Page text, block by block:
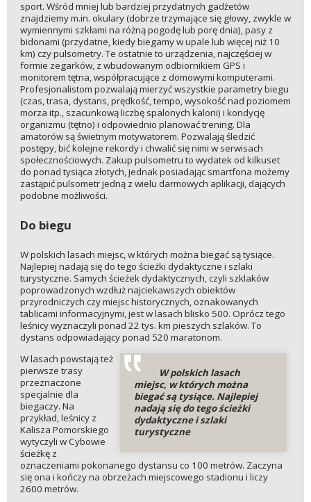
sport. Wśród mniej lub bardziej przydatnych gadżetów
znajdziemy m.in. okulary (dobrze trzymające się głowy, zwykle w
wymiennymi szkłami na różną pogodę lub porę dnia), pasy z
bidonami (przydatne, kiedy biegamy w upale lub więcej niż 10
km) czy pulsometry. Te ostatnie to urządzenia, najczęściej w
formie zegarków, z wbudowanym odbiornikiem GPS i
monitorem tętna, współpracujące z domowymi komputerami.
Profesjonalistom pozwalają mierzyć wszystkie parametry biegu
(czas, trasa, dystans, prędkość, tempo, wysokość nad poziomem
morza itp., szacunkową liczbę spalonych kalorii) i kondycję
organizmu (tętno) i odpowiednio planować trening. Dla
amatorów są świetnym motywatorem. Pozwalają śledzić
postępy, bić kolejne rekordy i chwalić się nimi w serwisach
społecznościowych. Zakup pulsometru to wydatek od kilkuset
do ponad tysiąca złotych, jednak posiadając smartfona możemy
zastąpić pulsometr jedną z wielu darmowych aplikacji, dających
podobne możliwości.
Do biegu
W polskich lasach miejsc, w których można biegać są tysiące.
Najlepiej nadają się do tego ścieżki dydaktyczne i szlaki
turystyczne. Samych ścieżek dydaktycznych, czyli szklaków
poprowadzonych wzdłuż najciekawszych obiektów
przyrodniczych czy miejsc historycznych, oznakowanych
tablicami informacyjnymi, jest w lasach blisko 500. Oprócz tego
leśnicy wyznaczyli ponad 22 tys. km pieszych szlaków. To
dystans odpowiadający ponad 520 maratonom.
W polskich lasach
miejsc, w których można
biegać są tysiące. Najlepiej
nadają się do tego ścieżki
dydaktyczne i szlaki
turystyczne
W lasach powstają też
pierwsze trasy
przeznaczone
specjalnie dla
biegaczy. Na
przykład, leśnicy z
Kalisza Pomorskiego
wytyczyli w Cybowie
ścieżkę z
oznaczeniami pokonanego dystansu co 100 metrów. Zaczyna
się ona i kończy na obrzeżach miejscowego stadionu i liczy
2600 metrów.